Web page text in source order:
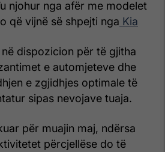
njohur nga afër me modelet
që vijnë së shpejti nga Kia
dispozicion për të gjitha
e automjeteve dhe
e zgjidhjes optimale të
sipas nevojave tuaja.
për muajin maj, ndërsa
përcjellëse do të